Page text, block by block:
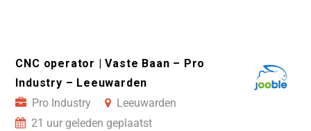
CNC operator | Vaste Baan – Pro
Industry – Leeuwarden
Pro Industry
Leeuwarden
21 uur geleden geplaatst